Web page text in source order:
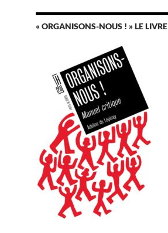
« ORGANISONS-NOUS ! » LE LIVRE